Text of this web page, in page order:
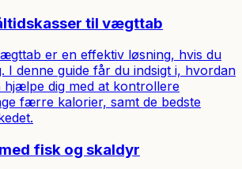
til vægttab
er en effektiv løsning, hvis du
I denne guide får du indsigt i, hvordan
hjælpe dig med at kontrollere
færre kalorier, samt de bedste
fisk og skaldyr